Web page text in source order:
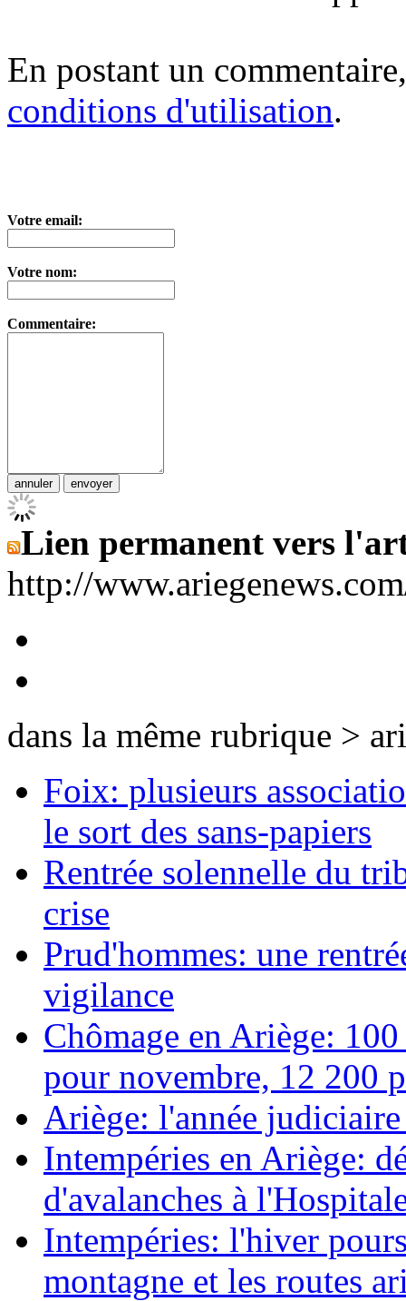
En postant un
conditions d'utilisation.
Votre email:
Votre nom:
Commentaire:
Lien permanent vers
http://
dans la même rubrique >
Foix: plusieurs
le sort des sans-papiers
Rentrée solennelle du
crise
Prud'hommes: une
vigilance
Chômage en Ariège:
pour novembre, 12 200
Ariège: l'année
Intempéries en Ariège:
d'avalanches à
Intempéries: l'hiver
montagne et les routes